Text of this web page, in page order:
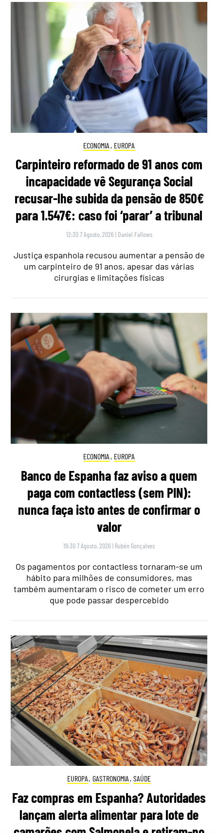
ECONOMIA , EUROPA
Carpinteiro reformado de 91 anos com
incapacidade vê Segurança Social
recusar-lhe subida da pensão de 850€
para 1.547€: caso foi ‘parar’ a tribunal
12:30 7 Agosto, 2026 | Daniel Fallows
Justiça espanhola recusou aumentar a pensão de
um carpinteiro de 91 anos, apesar das várias
cirurgias e limitações físicas
ECONOMIA , EUROPA
Banco de Espanha faz aviso a quem
paga com contactless (sem PIN):
nunca faça isto antes de confirmar o
valor
19:30 7 Agosto, 2026 | Rubén Gonçalves
Os pagamentos por contactless tornaram-se um
hábito para milhões de consumidores, mas
também aumentaram o risco de cometer um erro
que pode passar despercebido
EUROPA, GASTRONOMIA , SAÚDE
Faz compras em Espanha? Autoridades
lançam alerta alimentar para lote de